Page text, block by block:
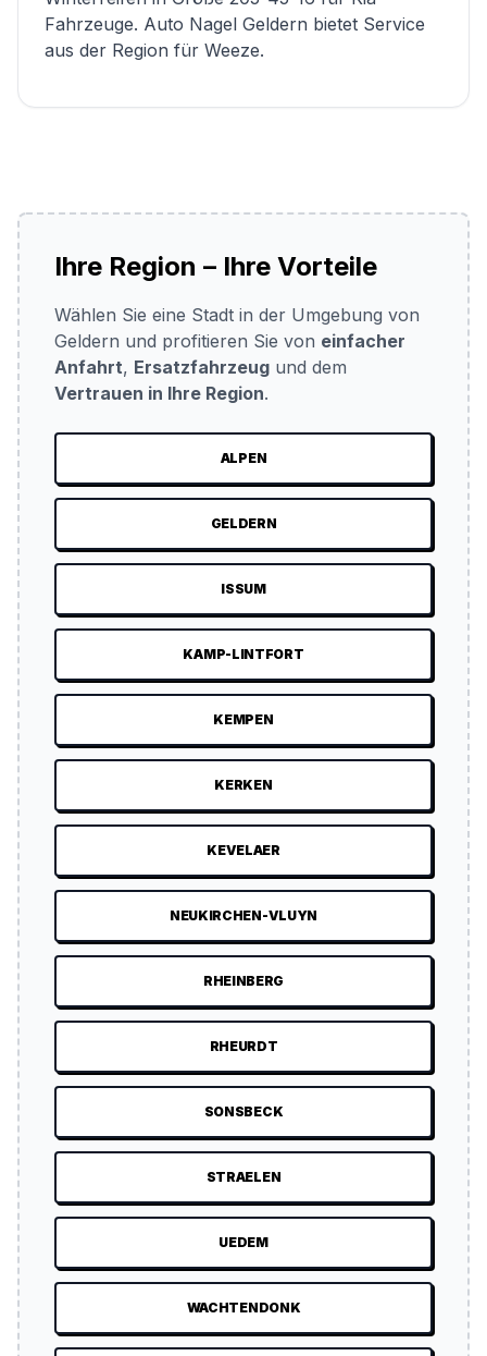
Fahrzeuge. Auto Nagel Geldern bietet Service
aus der Region für Weeze.
Ihre Region – Ihre Vorteile
Wählen Sie eine Stadt in der Umgebung von
Geldern und profitieren Sie von einfacher
Anfahrt, Ersatzfahrzeug und dem
Vertrauen in Ihre Region.
ALPEN
GELDERN
ISSUM
KAMP-LINTFORT
KEMPEN
KERKEN
KEVELAER
NEUKIRCHEN-VLUYN
RHEINBERG
RHEURDT
SONSBECK
STRAELEN
UEDEM
WACHTENDONK